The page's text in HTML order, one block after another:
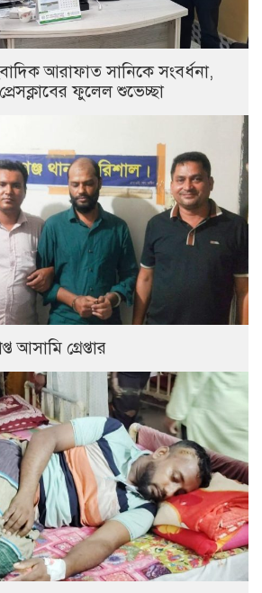
আরাফাত সানিকে সংবর্ধনা,
ফুলেল শুভেচ্ছা
আসামি গ্রেপ্তার